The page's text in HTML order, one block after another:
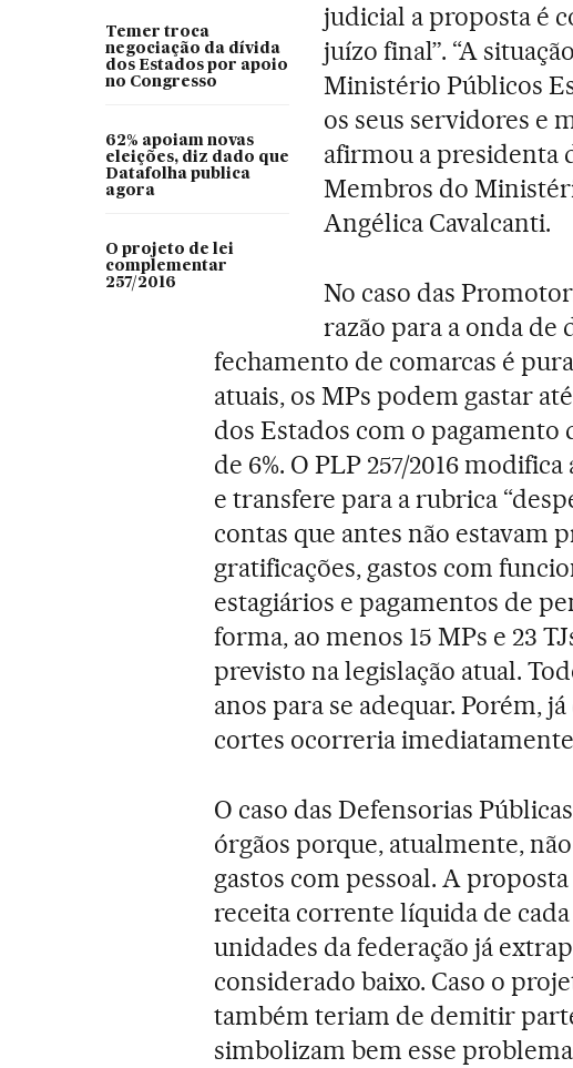
Temer troca
negociação da dívida
dos Estados por apoio
no Congresso
62% apoiam novas
eleições, diz dado que
Datafolha publica
agora
O projeto de lei
complementar
257/2016
judicial a proposta é
juízo final”. “A
Ministério Públicos
os seus servidores e
afirmou a presidenta
Membros do
Angélica Cavalcanti.
No caso das
razão para a onda de
fechamento de comarcas é
atuais, os MPs podem gastar
dos Estados com o pagamento
de 6%. O PLP 257/2016
e transfere para a rubrica
contas que antes não estavam
gratificações, gastos com
estagiários e pagamentos de
forma, ao menos 15 MPs e 23
previsto na legislação atual.
anos para se adequar. Porém,
cortes ocorreria
O caso das Defensorias
órgãos porque, atualmente,
gastos com pessoal. A
receita corrente líquida de cada
unidades da federação já
considerado baixo. Caso o
também teriam de demitir
simbolizam bem esse